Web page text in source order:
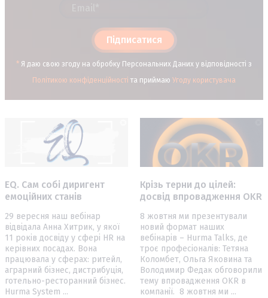
Підписатися
* Я даю свою згоду на обробку Персональних Даних у відповідності з
Політикою конфіденційності та приймаю Угоду користувача
EQ. Сам собі диригент
емоційних станів
29 вересня наш вебінар
відвідала Анна Хитрик, у якої
11 років досвіду у сфері HR на
керівних посадах. Вона
працювала у сферах: ритейл,
аграрний бізнес, дистрибуція,
готельно-ресторанний бізнес.
Hurma System ...
Крізь терни до цілей:
досвід впровадження OKR
8 жовтня ми презентували
новий формат наших
вебінарів – Hurma Talks, де
троє професіоналів: Тетяна
Коломбет, Ольга Яковина та
Володимир Федак обговорили
тему впровадження OKR в
компанії. 8 жовтня ми ...